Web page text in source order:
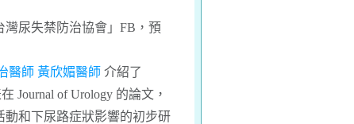
尿失禁防治協會」FB，預
醫師 黃欣媚醫師 介紹了
Journal of Urology 的論文，
和下尿路症狀影響的初步研